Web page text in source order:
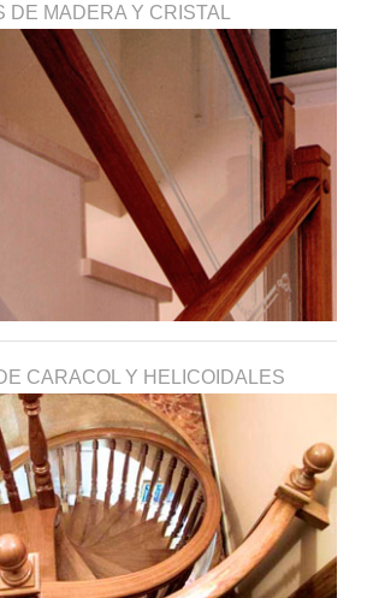
DE MADERA Y CRISTAL
CARACOL Y HELICOIDALES